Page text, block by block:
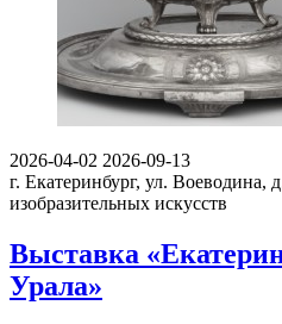
2026-04-02 2026-09-13
г. Екатеринбург, ул. Воеводина,
изобразительных искусств
Выставка
Урала»